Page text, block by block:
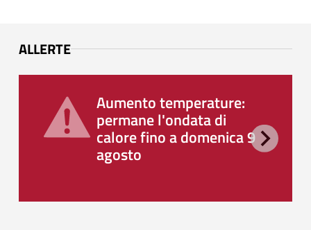
ALLERTE
Aumento temperature:
permane l'ondata di
calore fino a domenica 9
agosto